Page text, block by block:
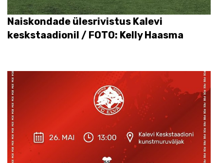
Naiskondade ülesrivistus Kalevi
keskstaadionil / FOTO: Kelly Haasma